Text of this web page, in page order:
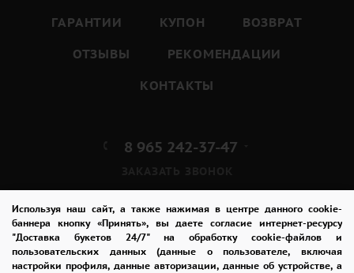
Используя наш сайт, а также нажимая в центре данного cookie-
баннера кнопку «Принять», вы даете согласие интернет-ресурсу
"Доставка букетов 24/7" на обработку cookie-файлов и
пользовательских данных (данные о пользователе, включая
настройки профиля, данные авторизации, данные об устройстве, а
ГАРАНТИИ
КУПОН
ВОЗВРАТ
ОТЗЫВЫ
РЕКОМЕНДАЦИИ
КОНТАКТЫ
8 965 242-37-47
admin@buket24delivery.ru
пр. Михаила Нагибина д. 32И,
ТЦ «Горизонт»